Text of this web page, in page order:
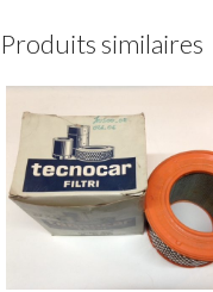
Produits similaires